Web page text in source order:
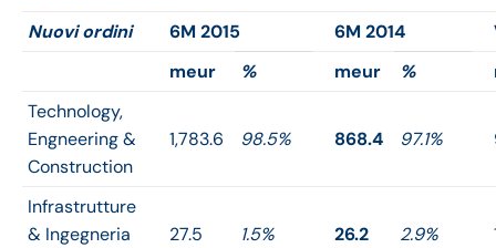
Nuovi ordini
6M 2015 6M 2014
meur
% meur %
Technology,
Engneering &
Construction
1,783.6 98.5% 868.4 97.1%
Infrastrutture
& Ingegneria
27.5 1.5% 26.2 2.9%